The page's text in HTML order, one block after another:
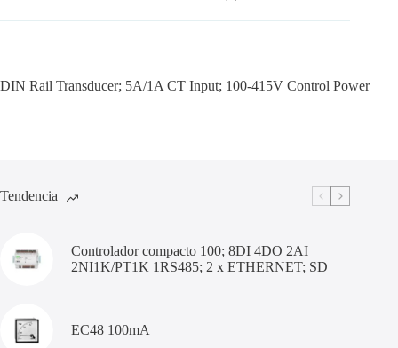
DIN Rail Transducer; 5A/1A CT Input; 100-415V Control Power
Tendencia
Controlador compacto 100; 8DI 4DO 2AI
2NI1K/PT1K 1RS485; 2 x ETHERNET; SD
EC48 100mA